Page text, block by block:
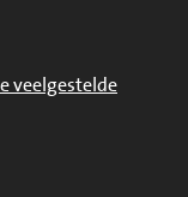
veelgestelde